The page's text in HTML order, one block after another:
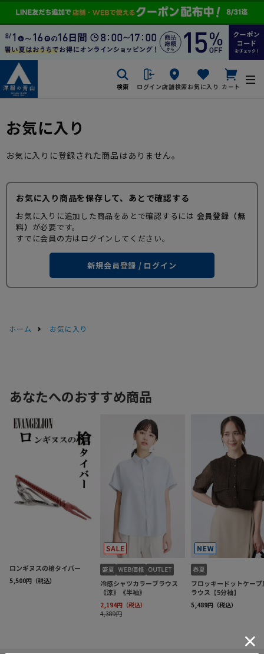
検索 ログイン店舗検索お気に入り カート
お気に入り
お気に入りに登録された商品はありません。
お気に入り商品を保存して、あとで確認する
お気に入りに追加した商品をあとで確認するには 会員登録（無
料） が必要です。
すでに会員の方はログインしてください。
新規会員登録 / ログイン
ホーム お気に入り